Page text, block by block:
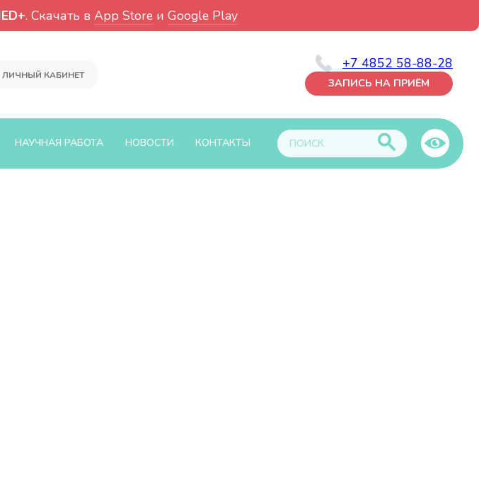
. Скачать в App Store и Google Play
ЛИЧНЫЙ КАБИНЕТ
+7 4852 58-88-28
ЗАПИСЬ НА ПРИЁМ
НАУЧНАЯ РАБОТА НОВОСТИ КОНТАКТЫ